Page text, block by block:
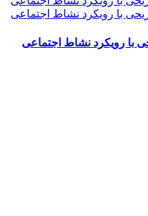
با رویکرد نشاط اجتماعی